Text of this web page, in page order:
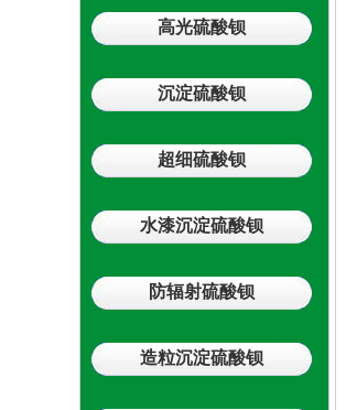
高光硫酸钡
沉淀硫酸钡
超细硫酸钡
水漆沉淀硫酸钡
防辐射硫酸钡
造粒沉淀硫酸钡